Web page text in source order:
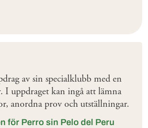
av sin specialklubb med en
I uppdraget kan ingå att lämna
anordna prov och utställningar.
för Perro sin Pelo del Peru